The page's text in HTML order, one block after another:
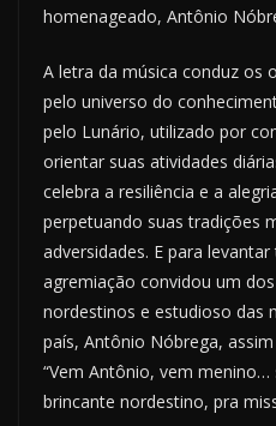
homenageado, Antônio
A letra da música conduz os
pelo universo do
pelo Lunário, utilizado por
orientar suas atividades
celebra a resiliência e a
perpetuando suas tradições
adversidades. E para
agremiação convidou um
nordestinos e estudioso das
país, Antônio Nóbrega,
“Vem Antônio, vem
brincante nordestino, pra